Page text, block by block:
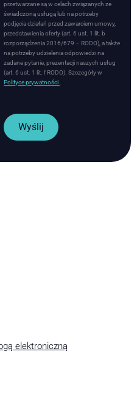
przetwarzane są w celach związanych ze
świadczoną usługą lub na potrzeby
podjęcia działań przed zawarciem umowy,
przedstawienia oferty (art. 6 ust. 1 lit. b
rozporządzenia 2016/679 – RODO), a także
na potrzeby udzielenia odpowiedzi na
zadane pytanie, prezentacji naszych usług
(art. 6 ust. 1 lit. f RODO). Szczegóły w
Polityce prywatności .
Wyślij
elektroniczną